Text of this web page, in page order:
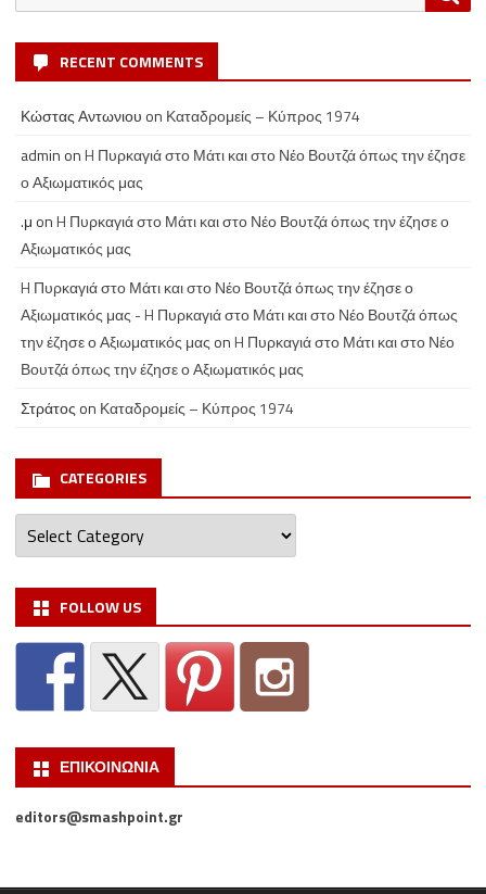
for:
RECENT COMMENTS
Κώστας Αντωνιου on Καταδρομείς – Κύπρος 1974
admin onH Πυρκαγιά στο Μάτι και στο Νέο Βουτζά όπως την έζησε
ο Αξιωματικός μας
.μ onH Πυρκαγιά στο Μάτι και στο Νέο Βουτζά όπως την έζησε ο
Αξιωματικός μας
H Πυρκαγιά στο Μάτι και στο Νέο Βουτζά όπως την έζησε ο
Αξιωματικός μας - H Πυρκαγιά στο Μάτι και στο Νέο Βουτζά όπως
την έζησε ο Αξιωματικός μαςonH Πυρκαγιά στο Μάτι και στο Νέο
Βουτζά όπως την έζησε ο Αξιωματικός μας
Στράτοςon Καταδρομείς – Κύπρος 1974
CATEGORIES
Categories
FOLLOW US
ΕΠΙΚΟΙΝΩΝΙΑ
editors@smashpoint.gr